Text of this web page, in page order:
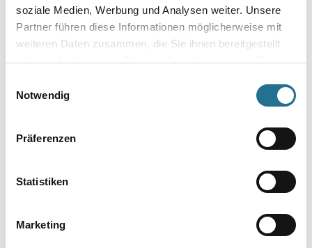
soziale Medien, Werbung und Analysen weiter. Unsere
Partner führen diese Informationen möglicherweise mit
weiteren Daten zusammen, die Sie ihnen bereitgestellt
haben oder die sie im Rahmen Ihrer Nutzung der Dienste
Notwendig
Präferenzen
Statistiken
Marketing
Umrechnungsfaktoren
PRODUKTEIGENSCHAFTEN